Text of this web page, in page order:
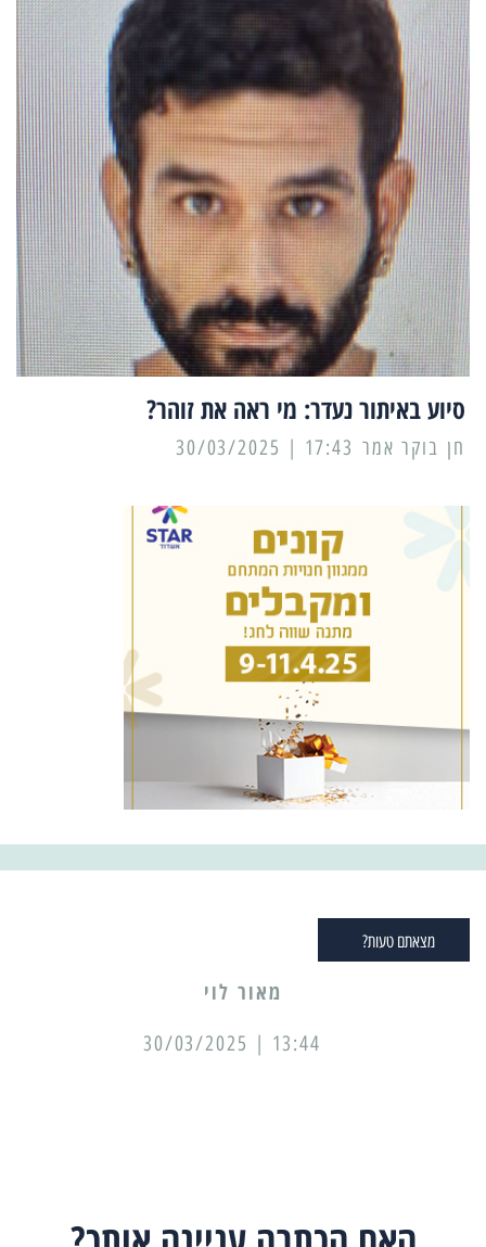
סיוע באיתור נעדר: מי ראה את זוהר?
17:43 | 30/03/2025
מצאתם טעות?
מאור לוי
13:44 | 30/03/2025